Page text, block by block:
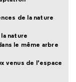
de la nature
nature
le même arbre
de l’espace